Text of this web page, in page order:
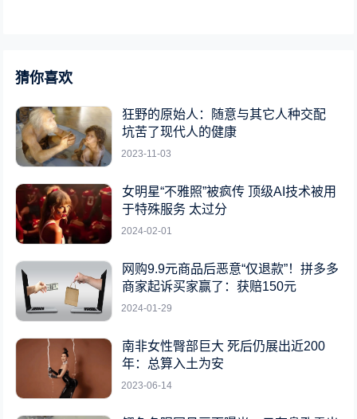
猜你喜欢
狂野的原始人：随意与其它人种交配
坑苦了现代人的健康
2023-11-03
女明星“不雅照”被疯传 顶级AI技术被用
于特殊服务 太过分
2024-02-01
网购9.9元商品后恶意“仅退款”！拼多多
商家起诉买家赢了：获赔150元
2024-01-29
南非女性臀部巨大 死后仍展出近200
年：总算入土为安
2023-06-14